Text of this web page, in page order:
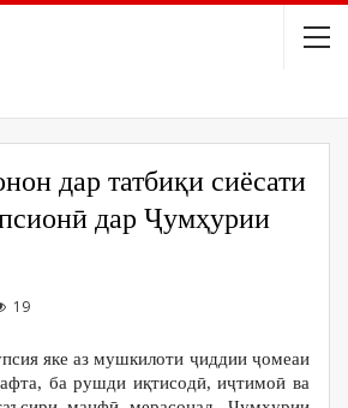
дар татбиқи сиёсати
дар Ҷумҳурии
19
яке аз мушкилоти ҷиддии ҷомеаи
ба рушди иқтисодӣ, иҷтимоӣ ва